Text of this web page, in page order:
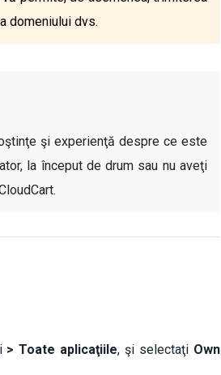
domeniului dvs.
şi experienţă despre ce este
la început de drum sau nu aveţi
> Toate aplicaţiile, şi selectaţi Own